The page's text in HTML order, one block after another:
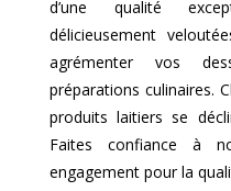
d’une qualité
délicieusement
agrémenter vos
préparations culinaires.
produits laitiers se
Faites confiance à
engagement pour la